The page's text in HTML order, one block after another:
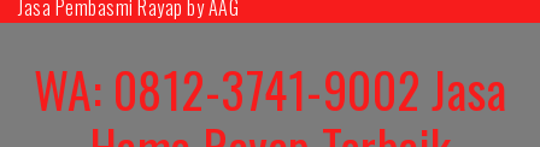
Skip
content
Jasa Pembasmi Rayap by AAG
WA: 0812-3741-9002 Jasa